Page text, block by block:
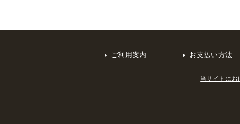
ご利用案内 お支払い方法
当サイトにお